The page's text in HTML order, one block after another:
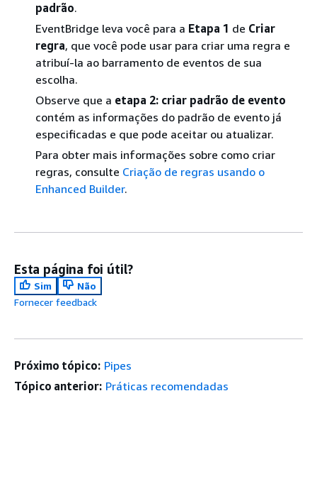
padrão.
EventBridge leva você para a Etapa 1 de Criar
regra, que você pode usar para criar uma regra e
atribuí-la ao barramento de eventos de sua
escolha.
Observe que a etapa 2: criar padrão de evento
contém as informações do padrão de evento já
especificadas e que pode aceitar ou atualizar.
Para obter mais informações sobre como criar
regras, consulte Criação de regras usando o
Enhanced Builder.
Esta página foi útil?
Sim
Não
Fornecer feedback
Próximo tópico: Pipes
Tópico anterior: Práticas recomendadas